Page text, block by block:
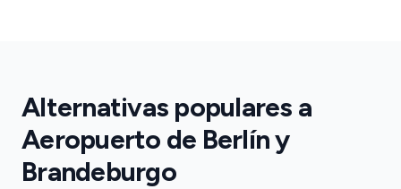
Alternativas populares a
Aeropuerto de Berlín y
Brandeburgo